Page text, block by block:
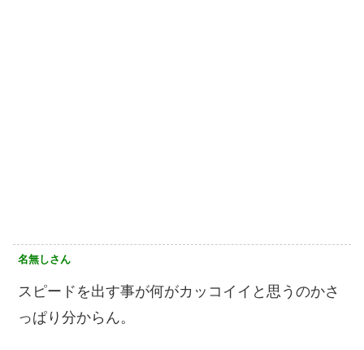
名無しさん
スピードを出す事が何がカッコイイと思うのかさ
っぱり分からん。